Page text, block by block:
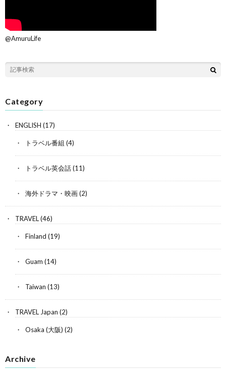
@AmuruLife
Category
ENGLISH (17)
トラベル番組 (4)
トラベル英会話(11)
海外ドラマ・映画(2)
TRAVEL(46)
Finland (19)
Guam (14)
Taiwan (13)
TRAVEL Japan (2)
Osaka (大阪) (2)
Archive